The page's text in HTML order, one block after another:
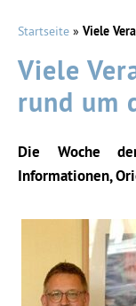
Startseite » Viele
Viele
rund um
Die Woche
Informationen,